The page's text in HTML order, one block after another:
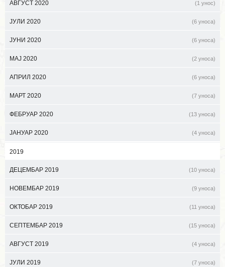
АВГУСТ 2020 (1 унос)
ЈУЛИ 2020 (6 уноса)
ЈУНИ 2020 (6 уноса)
МАЈ 2020 (2 уноса)
АПРИЛ 2020 (6 уноса)
МАРТ 2020 (7 уноса)
ФЕБРУАР 2020 (13 уноса)
ЈАНУАР 2020 (4 уноса)
2019
ДЕЦЕМБАР 2019 (10 уноса)
НОВЕМБАР 2019 (9 уноса)
ОКТОБАР 2019 (11 уноса)
СЕПТЕМБАР 2019 (15 уноса)
АВГУСТ 2019 (4 уноса)
ЈУЛИ 2019 (7 уноса)